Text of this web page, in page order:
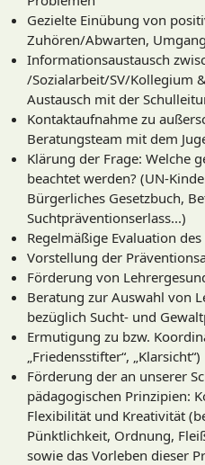
Gezielte Einübung von
Zuhören/Abwarten,
Informationsaustausch
/Sozialarbeit/SV/Kollegium
Austausch mit der
Kontaktaufnahme zu
Beratungsteam mit dem
Klärung der Frage: Welche
beachtet werden? (UN-
Bürgerliches Gesetzbuch,
Suchtpräventionserlass...)
Regelmäßige Evaluation
Vorstellung der
Förderung von
Beratung zur Auswahl von
bezüglich Sucht- und
Ermutigung zu bzw.
„Friedensstifter“, „Klarsicht“)
Förderung der an unserer
pädagogischen Prinzipien:
Flexibilität und Kreativität
Pünktlichkeit, Ordnung,
sowie das Vorleben dieser